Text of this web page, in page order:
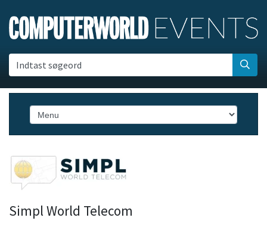
Indtast søgeord
Simpl World Telecom